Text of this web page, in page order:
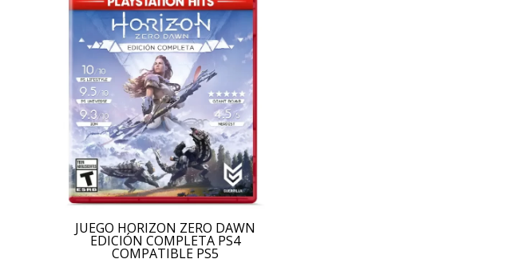
JUEGO HORIZON ZERO DAWN
EDICIÓN COMPLETA PS4
COMPATIBLE PS5